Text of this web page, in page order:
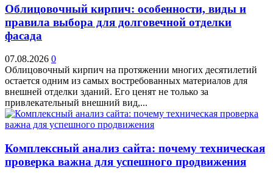
Облицовочный кирпич: особенности, виды и
правила выбора для долговечной отделки
фасада
07.08.2026 0
Облицовочный кирпич на протяжении многих десятилетий
остается одним из самых востребованных материалов для
внешней отделки зданий. Его ценят не только за
привлекательный внешний вид,...
Комплексный анализ сайта: почему техническая
проверка важна для успешного продвижения